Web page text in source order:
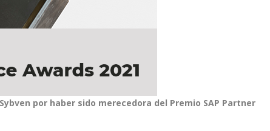
por haber sido merecedora del Premio SAP Partner